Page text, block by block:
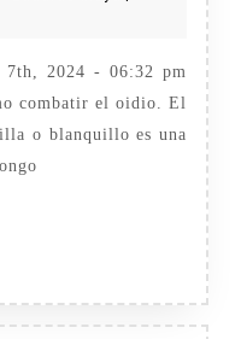
7th, 2024 - 06:32 pm
combatir el oidio. El
o blanquillo es una